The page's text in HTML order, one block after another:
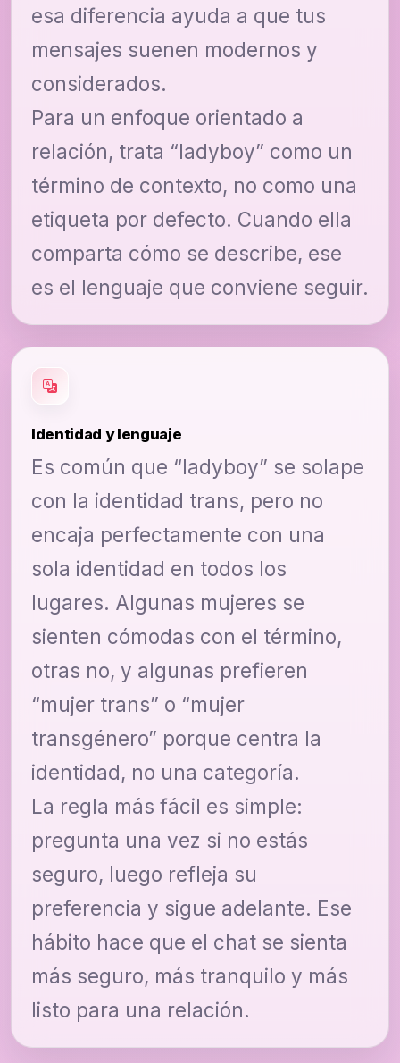
esa diferencia ayuda a que tus
mensajes suenen modernos y
considerados.
Para un enfoque orientado a
relación, trata “ladyboy” como un
término de contexto, no como una
etiqueta por defecto. Cuando ella
comparta cómo se describe, ese
es el lenguaje que conviene seguir.
Identidad y lenguaje
Es común que “ladyboy” se solape
con la identidad trans, pero no
encaja perfectamente con una
sola identidad en todos los
lugares. Algunas mujeres se
sienten cómodas con el término,
otras no, y algunas prefieren
“mujer trans” o “mujer
transgénero” porque centra la
identidad, no una categoría.
La regla más fácil es simple:
pregunta una vez si no estás
seguro, luego refleja su
preferencia y sigue adelante. Ese
hábito hace que el chat se sienta
más seguro, más tranquilo y más
listo para una relación.